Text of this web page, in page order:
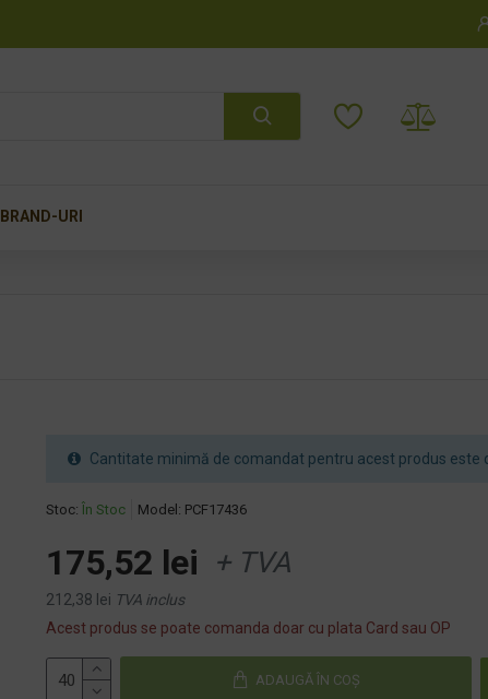
BRAND-URI
Stoc: În Stoc Model: PCF17436
175,52 lei + TVA
212,38 lei TVA inclus
Acest produs se poate comanda doar cu plata Card sau OP
ADAUGĂ ÎN COŞ
Cantitate minimă de comandat pentru acest produs este